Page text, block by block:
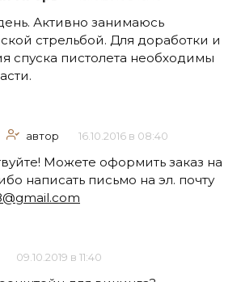
Активно занимаюсь
стрельбой. Для доработки и
спуска пистолета необходимы
автор 16.10.2016 в 08:40
Можете оформить заказ на
написать письмо на эл. почту
09.10.2019 в 11:40